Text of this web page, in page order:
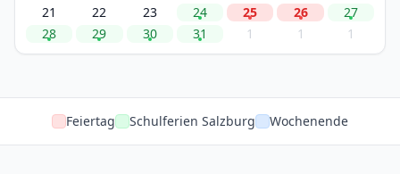
21
22 23 24 25 26
27
28
29 30 31 1 1 1
Feiertag Schulferien Salzburg Wochenende